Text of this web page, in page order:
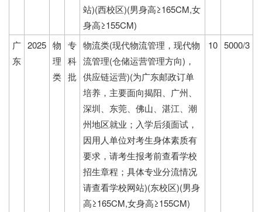
站)(西校区)(男身高≥165CM,女
身高≥155CM)
广
东
2025 物
理
类
专
科
批
物流类(现代物流管理，现代物
流管理(仓储运营管理方向)，
供应链运营)(为广东邮政订单
培养，主要面向揭阳、广州、
深圳、东莞、佛山、湛江、潮
州地区就业；入学后须面试，
因用人单位对考生身体素质有
要求，请考生报考前查看学校
招生章程；具体专业分流情况
请查看学校网站)(东校区)(男身
高≥165CM,女身高≥155CM)
10 5000/3